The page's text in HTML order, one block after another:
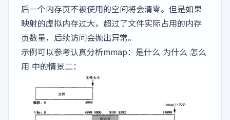
后一个内存页不被使用的空间将会清零。但是如果
映射的虚拟内存过大，超过了文件实际占用的内存
页数量，后续访问会抛出异常。
示例可以参考认真分析mmap：是什么 为什么 怎么
用 中的情景二：